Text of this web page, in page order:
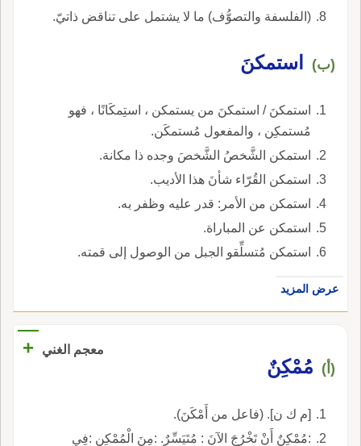
(الفلسفة والتصوُّف) ما لا يشتمل على تناقض ذاتيّ.
(ب) استمكنَ
استمكنَ / استمكنَ من يستمكن ، استِمكَانًا ، فهو
مُستمكِن ، والمفعول مُستمكَن.
استمكن الشَّخصُ الشَّخصَ وجده ذا مكانة.
استمكن القُرّاء شأنَ هذا الأديب.
استمكن من الأمر: قدر عليه وظفر به.
استمكن عن المباراة.
استمكن مُتسلِّقو الجبل من الوصول إلى قمته.
عرض المزيد
معجم الغني +
(أ) مُمْكِنٌ
[م ك ن]. (فاعل من أَمْكَنَ).
:مُمْكِنٌ أَنْ تَخْرُجَ الآنَ : مُتَيَسِّرٌ. :مِنَ الْمُمْكِنِ :فِي